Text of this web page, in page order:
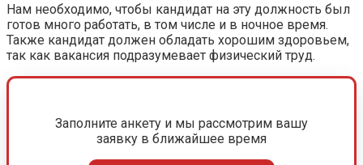
Нам необходимо, чтобы кандидат на эту должность был
готов много работать, в том числе и в ночное время.
Также кандидат должен обладать хорошим здоровьем,
так как вакансия подразумевает физический труд.
Заполните анкету и мы рассмотрим вашу
заявку в ближайшее время